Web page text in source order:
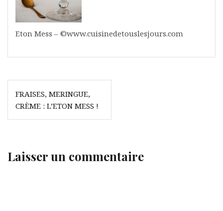
Eton Mess – ©www.cuisinedetouslesjours.com
Navigation
de
l’article
FRAISES, MERINGUE,
CRÈME : L’ETON MESS !
Laisser un commentaire